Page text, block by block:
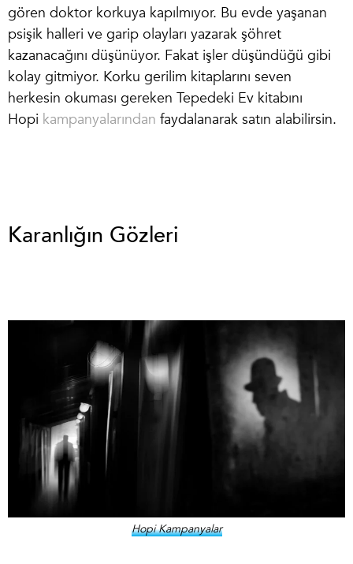
gören doktor korkuya kapılmıyor. Bu evde yaşanan
psişik halleri ve garip olayları yazarak şöhret
kazanacağını düşünüyor. Fakat işler düşündüğü gibi
kolay gitmiyor. Korku gerilim kitaplarını seven
herkesin okuması gereken Tepedeki Ev kitabını
Hopi kampanyalarından faydalanarak satın alabilirsin.
Karanlığın Gözleri
Hopi Kampanyalar